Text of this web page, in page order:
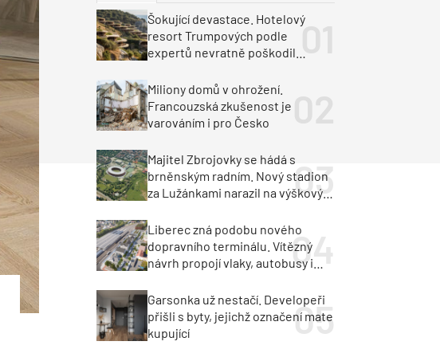
Průmyslové objekty
Inženýrské stavby
Doprava
Průmysl a logistika
Dopravní stavbyŠokující devastace. Hotelový
resort Trumpových podle
expertů nevratně poškodil
Miliony domů v ohrožení.
Francouzská zkušenost je
varováním i pro Česko
Majitel Zbrojovky se hádá s
brněnským radním. Nový stadion
za Lužánkami narazil na výškový
Liberec zná podobu nového
dopravního terminálu. Vítězný
návrh propojí vlaky, autobusy i
Garsonka už nestačí. Developeři
přišli s byty, jejichž označení mate
kupující